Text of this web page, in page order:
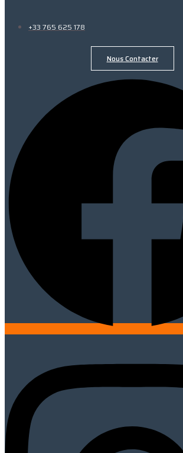
+33 765 625 178
Nous Contacter